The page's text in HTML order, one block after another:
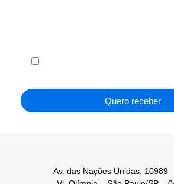
Quero receber
Av. das Nações Unidas, 10989